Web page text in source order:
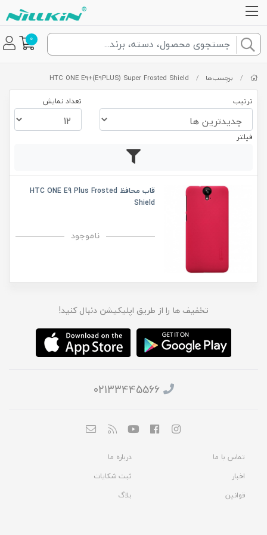
0
/ برچسب‌ها /
HTC ONE E9+(E9PLUS) Super Frosted Shield
ترتیب تعداد نمایش
فیلتر
قاب محافظ HTC ONE E9 Plus Frosted
Shield
ناموجود
تخفیف ها را از طریق اپلیکیشن دنبال کنید!
02133445566
تماس با ما
درباره ما
اخبار
ثبت شکایات
قوانین
بلاگ